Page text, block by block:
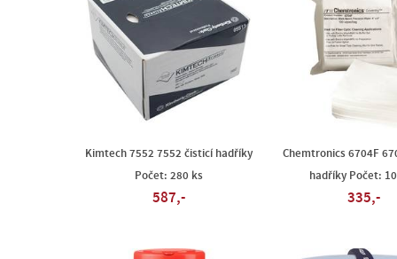
Kimtech 7552 7552 čisticí hadříky
Počet: 280 ks
587,-
Chemtronics 6704F
hadříky Počet:
335,-